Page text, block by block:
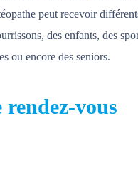
peut recevoir
des enfants, des
ou encore des seniors.
rendez-vous